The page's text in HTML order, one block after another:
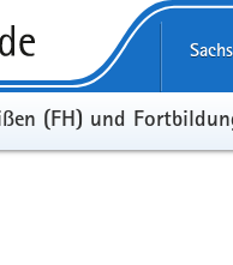
(FH) und